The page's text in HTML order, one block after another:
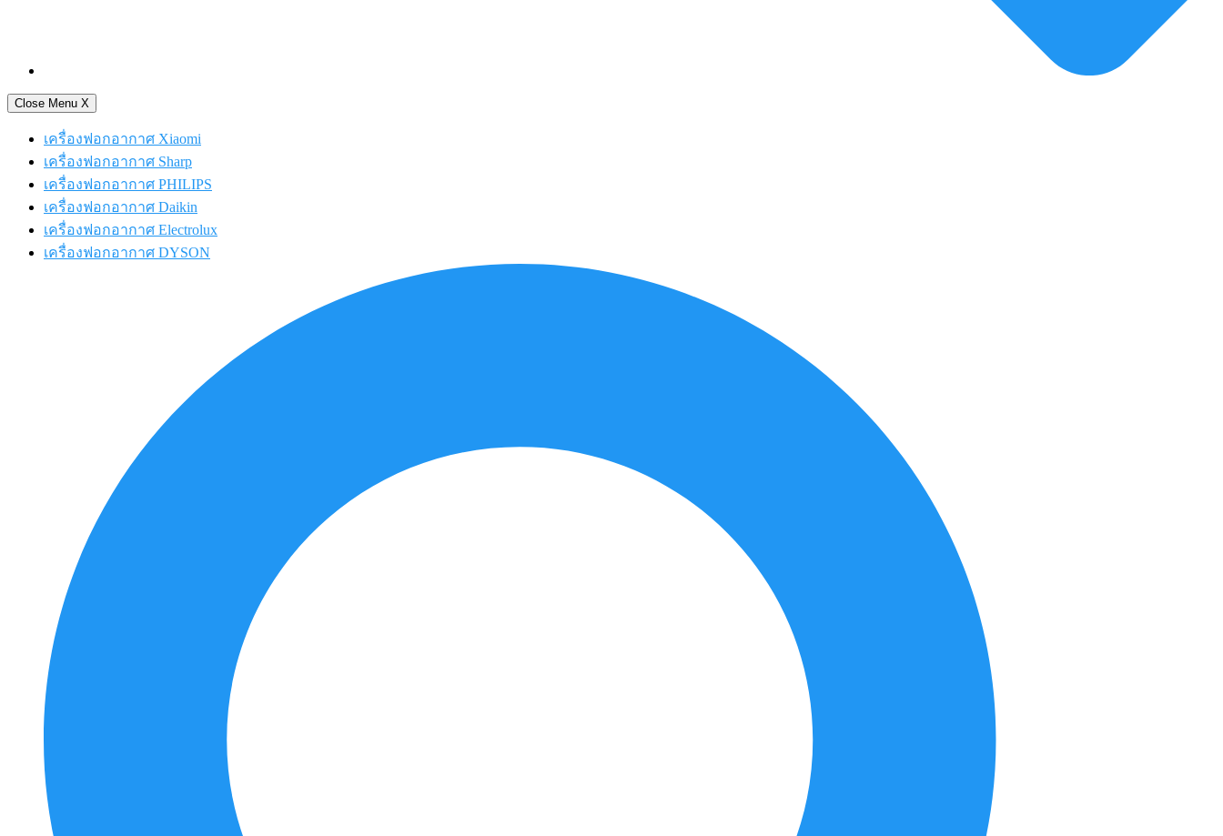
Close Menu X
เครื่องฟอกอากาศ Xiaomi
เครื่องฟอกอากาศ Sharp
เครื่องฟอกอากาศ PHILIPS
เครื่องฟอกอากาศ Daikin
เครื่องฟอกอากาศ Electrolux
เครื่องฟอกอากาศ DYSON